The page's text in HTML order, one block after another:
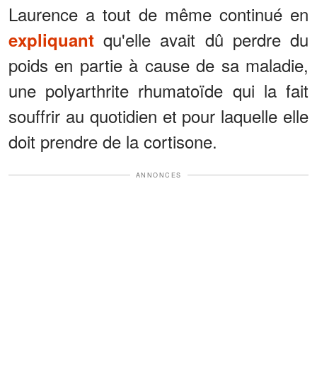
Laurence a tout de même continué en
expliquant qu'elle avait dû perdre du
poids en partie à cause de sa maladie,
une polyarthrite rhumatoïde qui la fait
souffrir au quotidien et pour laquelle elle
doit prendre de la cortisone.
ANNONCES